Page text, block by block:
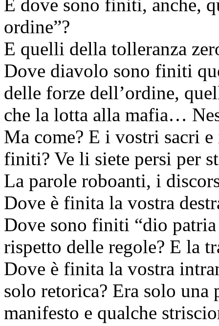
E dove sono finiti, anche,
ordine”?
E quelli della tolleranza
Dove diavolo sono finiti
delle forze dell’ordine,
che la lotta alla mafia…
Ma come? E i vostri sacri
finiti? Ve li siete persi per
La parole roboanti, i
Dove è finita la vostra
Dove sono finiti “dio
rispetto delle regole? E la
Dove è finita la vostra
solo retorica? Era solo una
manifesto e qualche